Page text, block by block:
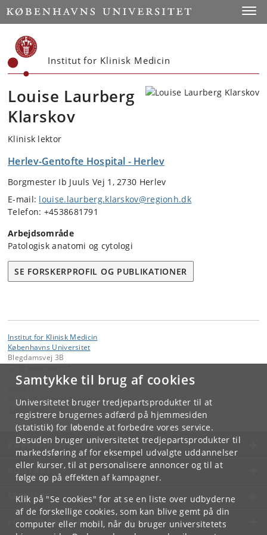
Samtykke til brug af cookies
Universitetet bruger tredjepartsprodukter til at
registrere brugernes adfærd på hjemmesiden
(statistik) for løbende at forbedre vores service.
Desuden bruger universitetet tredjepartsprodukter til
markedsføring af for eksempel udvalgte uddannelser
eller kurser, til at personalisere annoncer og til at
følge op på effekten af kampagner.
Klik på "Se cookies" for at se en liste over udbyderne
af de forskellige cookies, som kan blive gemt på din
computer eller mobil, når du bruger universitetets
Start
Institut for Klinisk Medicin
Louise Laurberg
Klarskov
Klinisk lektor
Herlev-Gentofte Hospital - Herlev
Borgmester Ib Juuls Vej 1, 2730 Herlev
E-mail: louise.laurberg.klarskov@regionh.dk
Telefon: +4538681791
Arbejdsområde
Patologisk anatomi og cytologi
SE FORSKERPROFIL OG PUBLIKATIONER
Institut for Klinisk Medicin
Københavns Universitet
Blegdamsvej 3B
Institut for Klinisk Medicin
KØBENHAVNS UNIVERSITET
KONTAKT
SERVICES
FOR STUDERENDE OG ANSATTE